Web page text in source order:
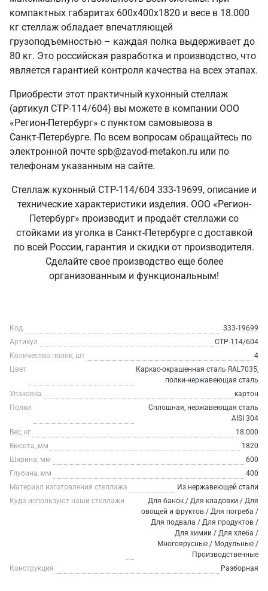
компактных габаритах 600х400х1820 и весе в 18.000
кг стеллаж обладает впечатляющей
грузоподъемностью – каждая полка выдерживает до
80 кг. Это российская разработка и производство, что
является гарантией контроля качества на всех этапах.
Приобрести этот практичный кухонный стеллаж
(артикул СТР-114/604) вы можете в компании ООО
«Регион-Петербург» с пунктом самовывоза в
Санкт‑Петербурге. По всем вопросам обращайтесь по
электронной почте spb@zavod-metakon.ru или по
телефонам указанным на сайте.
Стеллаж кухонный СТР-114/604 333-19699, описание и
технические характеристики изделия. ООО «Регион-
Петербург» производит и продаёт стеллажи со
стойками из уголка в Санкт‑Петербурге с доставкой
по всей России, гарантия и скидки от производителя.
Сделайте свое производство еще более
организованным и функциональным!
Код
333-19699
Артикул
СТР-114/604
Количество полок, шт
4
Цвет
Каркас-окрашенная сталь RAL7035,
полки-нержавеющая сталь
Упаковка
картон
Полки
Сплошная, нержавеющая сталь
AISI 304
Вес, кг
18.000
Высота, мм
1820
Ширина, мм
600
Глубина, мм
400
Материал изготовления стеллажа
Из нержавеющей стали
Куда используют наши стеллажи
Для банок / Для кладовки / Для
овощей и фруктов / Для погреба /
Для подвала / Для продуктов /
Для химии / Для хлеба /
Многоярусные / Модульные /
Производственные
Конструкция
Разборная